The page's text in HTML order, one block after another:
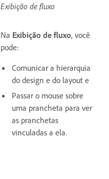
Exibição de fluxo
Na Exibição de fluxo, você
pode:
Comunicar a hierarquia
do design e do layout e
Passar o mouse sobre
uma prancheta para ver
as pranchetas
vinculadas a ela.